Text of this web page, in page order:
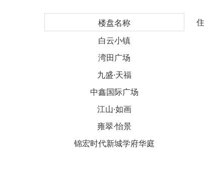
楼盘名称
白云小镇
湾田广场
九盛·天福
中鑫国际广场
江山·如画
雍翠·怡景
锦宏时代新城学府华庭